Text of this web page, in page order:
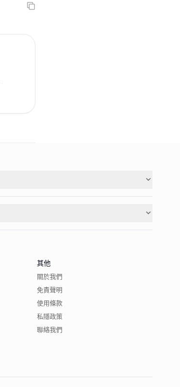
其他
關於我們
免責聲明
使用條款
私隱政策
聯絡我們